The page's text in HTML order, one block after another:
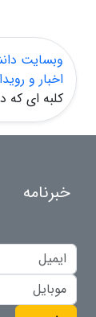
وبسایت
اخبار و
کلبه ای
خبرنامه